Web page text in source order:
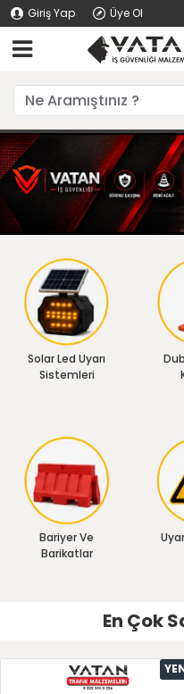
Giriş Yap Üye Ol
Solar Led Uyarı
Sistemleri
Bariyer Ve
Barikatlar
En Çok